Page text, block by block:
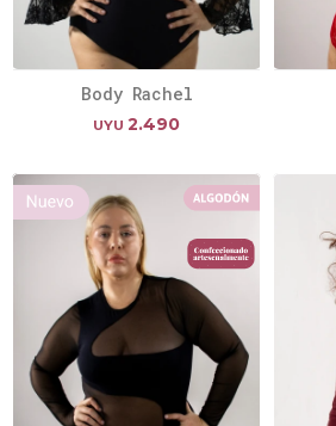
Body Rachel
UYU 2.490